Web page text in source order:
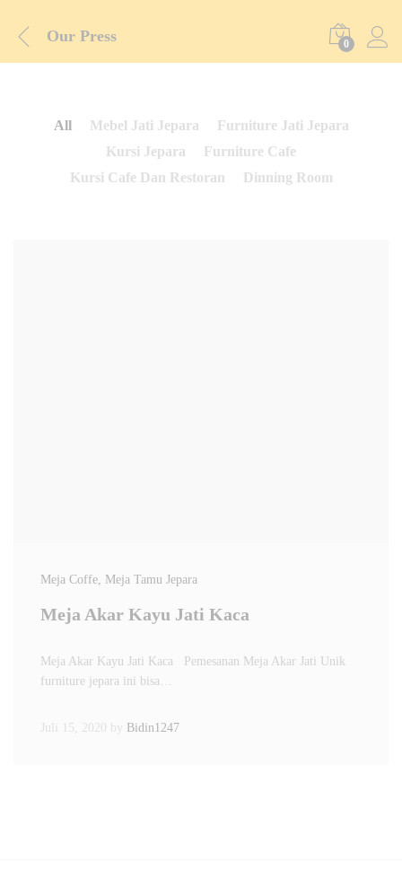
Our Press 0
All Mebel Jati Jepara
Furniture Jati Jepara
Kursi Jepara
Furniture Cafe
Kursi Cafe Dan Restoran
Dinning Room
Meja Coffe, Meja Tamu Jepara
Meja Akar Kayu Jati Kaca
Meja Akar Kayu Jati Kaca Pemesanan Meja Akar Jati Unik
furniture jepara ini bisa…
Juli 15, 2020 by Bidin1247